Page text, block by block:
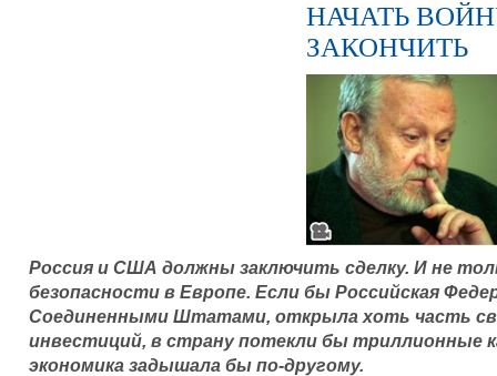
НАЧАТЬ
ЗАКОНЧИТЬ
Россия и США должны заключить сделку. И не
безопасности в Европе. Если бы Российская
Соединенными Штатами, открыла хоть часть
инвестиций, в страну потекли бы триллионные
экономика задышала бы по-другому.